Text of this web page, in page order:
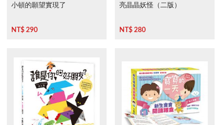
小頓的願望實現了
NT$ 290
亮晶晶妖怪（二版）
NT$ 280